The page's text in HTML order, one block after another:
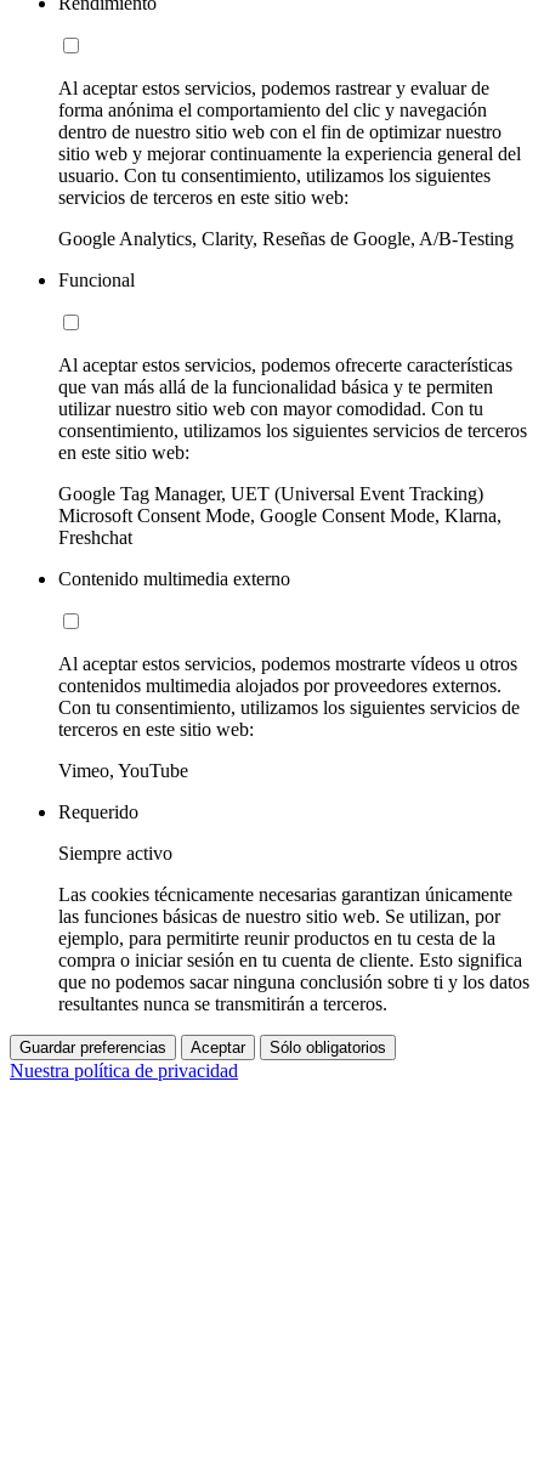
Al aceptar estos servicios, podemos rastrear y evaluar de
forma anónima el comportamiento del clic y navegación
dentro de nuestro sitio web con el fin de optimizar nuestro
sitio web y mejorar continuamente la experiencia general del
usuario. Con tu consentimiento, utilizamos los siguientes
servicios de terceros en este sitio web:
Google Analytics, Clarity, Reseñas de Google, A/B-Testing
Funcional
Al aceptar estos servicios, podemos ofrecerte características
que van más allá de la funcionalidad básica y te permiten
utilizar nuestro sitio web con mayor comodidad. Con tu
consentimiento, utilizamos los siguientes servicios de terceros
en este sitio web:
Google Tag Manager, UET (Universal Event Tracking)
Microsoft Consent Mode, Google Consent Mode, Klarna,
Freshchat
Contenido multimedia externo
Al aceptar estos servicios, podemos mostrarte vídeos u otros
contenidos multimedia alojados por proveedores externos.
Con tu consentimiento, utilizamos los siguientes servicios de
terceros en este sitio web:
Vimeo, YouTube
Requerido
Siempre activo
Las cookies técnicamente necesarias garantizan únicamente
las funciones básicas de nuestro sitio web. Se utilizan, por
ejemplo, para permitirte reunir productos en tu cesta de la
compra o iniciar sesión en tu cuenta de cliente. Esto significa
que no podemos sacar ninguna conclusión sobre ti y los datos
resultantes nunca se transmitirán a terceros.
Guardar preferencias Aceptar Sólo obligatorios
Nuestra política de privacidad